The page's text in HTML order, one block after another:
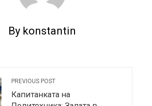
By konstantin
PREVIOUS POST
Капитанката на